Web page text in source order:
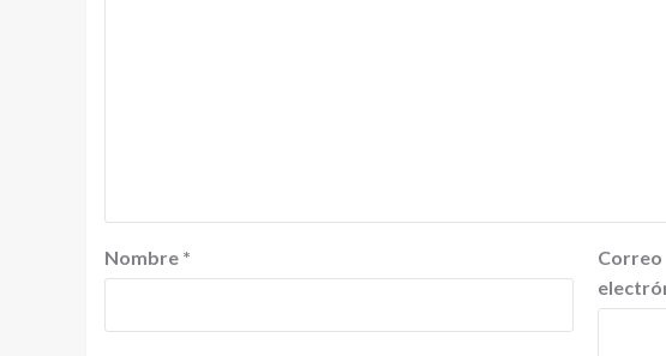
Nombre *
Correo